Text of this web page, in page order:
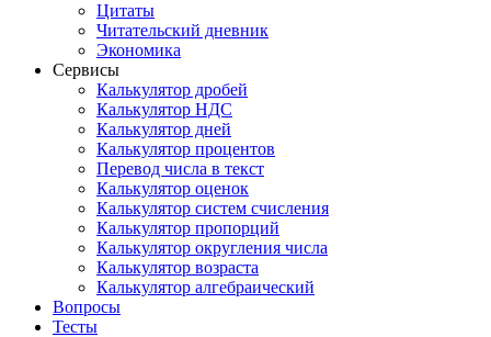
Цитаты
Читательский дневник
Экономика
Сервисы
Калькулятор дробей
Калькулятор НДС
Калькулятор дней
Калькулятор процентов
Перевод числа в текст
Калькулятор оценок
Калькулятор систем счисления
Калькулятор пропорций
Калькулятор округления числа
Калькулятор возраста
Калькулятор алгебраический
Вопросы
Тесты